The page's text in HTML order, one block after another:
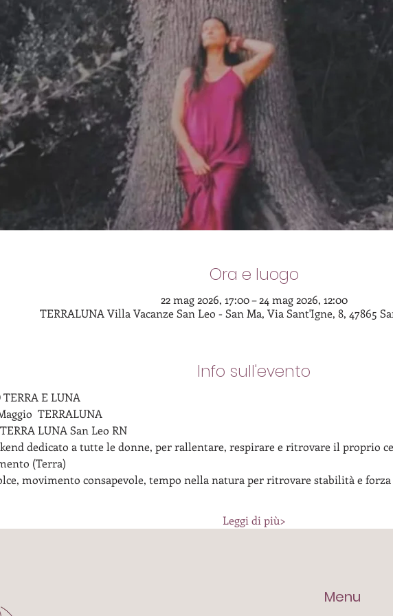
Ora e luogo
22 mag 2026, 17:00 – 24 mag 2026, 12:00
TERRALUNA Villa Vacanze San Leo - San Ma, Via Sant'Igne, 8, 47865
Info sull'evento
TERRA E LUNA
TERRALUNA
LUNA San Leo RN
dedicato a tutte le donne, per rallentare, respirare e ritrovare il proprio
(Terra)
movimento consapevole, tempo nella natura per ritrovare stabilità e
Leggi di più>
Menu